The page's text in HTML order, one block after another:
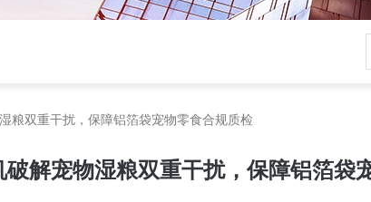
粮双重干扰，保障铝箔袋宠物零食合规质检
解宠物湿粮双重干扰，保障铝箔袋